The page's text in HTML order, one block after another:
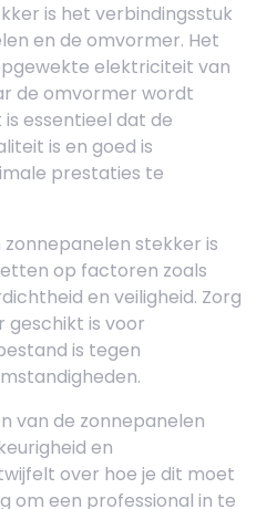
is het verbindingsstuk
en de omvormer. Het
elektriciteit van
de omvormer wordt
essentieel dat de
is en goed is
prestaties te
zonnepanelen stekker is
op factoren zoals
en veiligheid. Zorg
is voor
is tegen
van de zonnepanelen
en
over hoe je dit moet
om een professional in te